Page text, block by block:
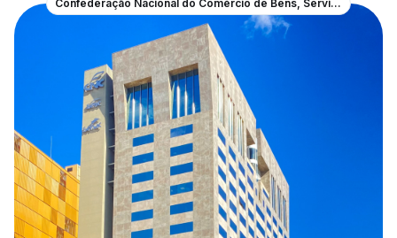
Confederação Nacional do Comércio de Bens, Serviços e Turismo